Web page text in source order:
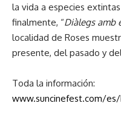
la vida a especies
finalmente, “Diàlegs amb
localidad de Roses
presente, del pasado y
Toda la información:
www.suncinefest.com/